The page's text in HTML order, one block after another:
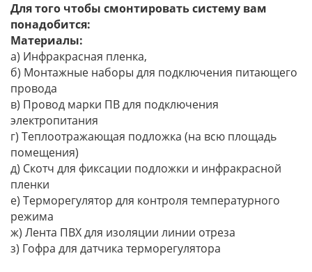
Для того чтобы смонтировать систему вам
понадобится:
Материалы:
a) Инфракрасная пленка,
б) Монтажные наборы для подключения питающего
провода
в) Провод марки ПВ для подключения
электропитания
г) Теплоотражающая подложка (на всю площадь
помещения)
д) Скотч для фиксации подложки и инфракрасной
пленки
е) Терморегулятор для контроля температурного
режима
ж) Лента ПВХ для изоляции линии отреза
з) Гофра для датчика терморегулятора